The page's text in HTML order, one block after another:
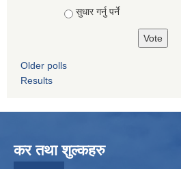
सुधार गर्नु पर्ने
Older polls
Results
कर तथा शुल्कहरु